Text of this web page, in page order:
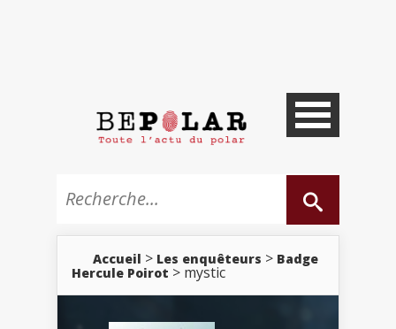
Accueil > Les enquêteurs > Badge
Hercule Poirot > mystic